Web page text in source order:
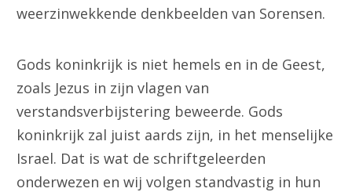
weerzinwekkende denkbeelden van Sorensen.
Gods koninkrijk is niet hemels en in de Geest,
zoals Jezus in zijn vlagen van
verstandsverbijstering beweerde. Gods
koninkrijk zal juist aards zijn, in het menselijke
Israel. Dat is wat de schriftgeleerden
onderwezen en wij volgen standvastig in hun